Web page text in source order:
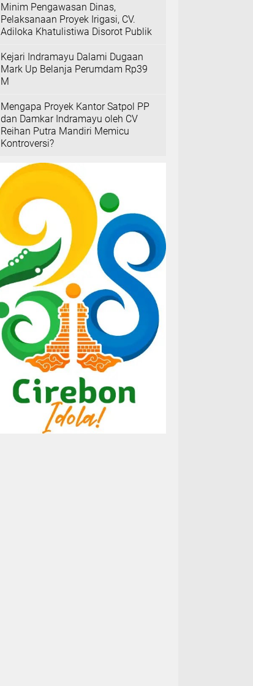
Minim Pengawasan Dinas,
Pelaksanaan Proyek Irigasi, CV.
Adiloka Khatulistiwa Disorot Publik
Kejari Indramayu Dalami Dugaan
Mark Up Belanja Perumdam Rp39
M
Mengapa Proyek Kantor Satpol PP
dan Damkar Indramayu oleh CV
Reihan Putra Mandiri Memicu
Kontroversi?